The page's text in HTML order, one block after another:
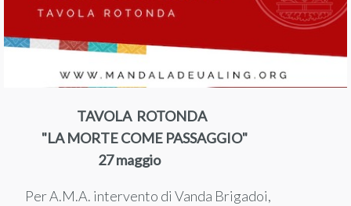
TAVOLA ROTONDA
"LA MORTE COME PASSAGGIO"
27 maggio
Per A.M.A. intervento di Vanda Brigadoi,